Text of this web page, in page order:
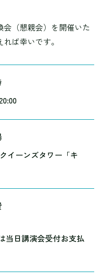
（懇親会）を開催いた
ば幸いです。
イーンズタワー「キ
当日講演会受付お支払